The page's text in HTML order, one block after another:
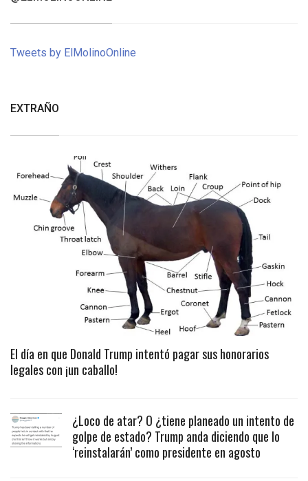
Tweets by ElMolinoOnline
EXTRAÑO
El día en que Donald Trump intentó pagar sus honorarios
legales con ¡un caballo!
¿Loco de atar? O ¿tiene planeado un intento de
golpe de estado? Trump anda diciendo que lo
‘reinstalarán’ como presidente en agosto